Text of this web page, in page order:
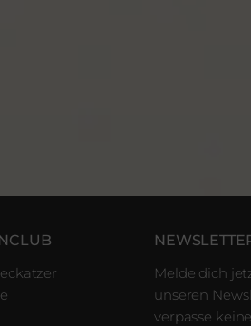
Melde dich
unseren
verpasse keine